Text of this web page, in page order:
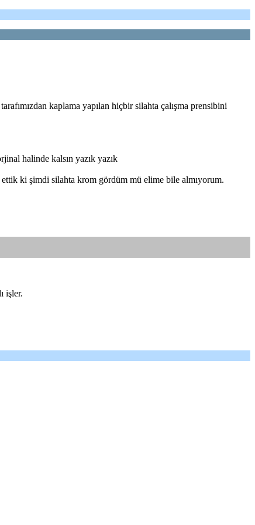
kaplama yapılan hiçbir silahta çalışma prensibini
halinde kalsın yazık yazık
ki şimdi silahta krom gördüm mü elime bile almıyorum.
işler.